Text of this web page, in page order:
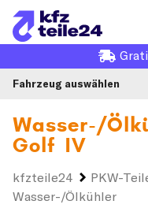
Fahrzeug auswählen
Wasser-/
Golf IV
kfzteile24 PKW-
Wasser-/Ölkühler